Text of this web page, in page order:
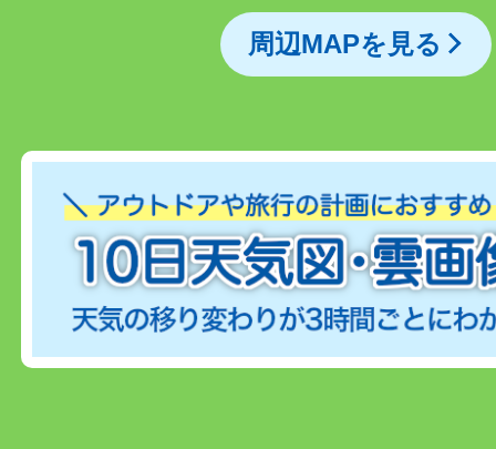
周辺MAPを見る